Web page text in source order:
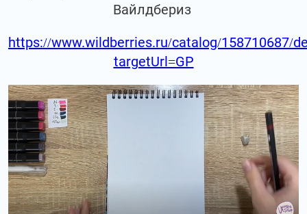
Вайлдбериз
https://www.wildberries.ru/catalog/158710687/
targetUrl=GP